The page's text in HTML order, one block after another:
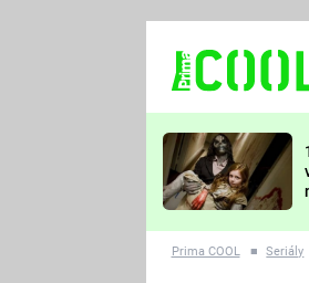
TŘESKU
FUTURAMA
Prima COOL ■ Seriály